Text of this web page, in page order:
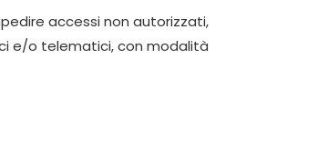
accessi non autorizzati,
e/o telematici, con modalità